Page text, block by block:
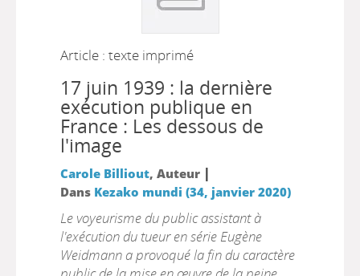
Article : texte imprimé
17 juin 1939 : la dernière
exécution publique en
France : Les dessous de
l'image
Carole Billiout, Auteur |
Dans Kezako mundi (34, janvier 2020)
Le voyeurisme du public assistant à
l'exécution du tueur en série Eugène
Weidmann a provoqué la fin du caractère